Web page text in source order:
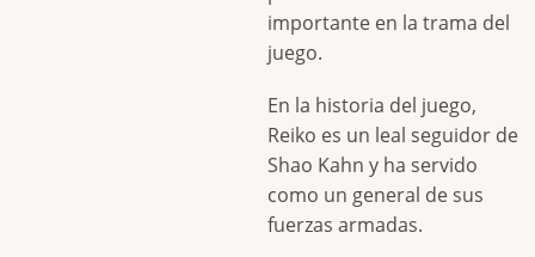
importante en la trama del
juego.
En la historia del juego,
Reiko es un leal seguidor de
Shao Kahn y ha servido
como un general de sus
fuerzas armadas.